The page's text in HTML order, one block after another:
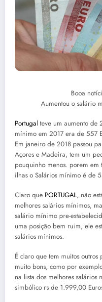
Booa
Aumentou o salário
Portugal teve um aumento de
mínimo em 2017 era de 557
Em janeiro de 2018 passou
Açores e Madeira, tem um
pouquinho menos. porem
ilhas o Salários mínimo é de
Claro que PORTUGAL, não
melhores salários mínimos,
salário mínimo pre-
uma posição bem ruim, ele
salários mínimos.
É claro que tem muitos
muito bons, como por
na lista dos melhores
simbólico rs de 1.999,00